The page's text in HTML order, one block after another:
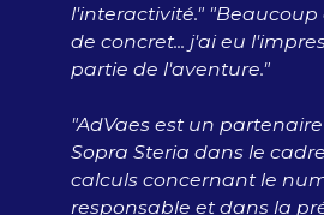
l'interactivité." "Beaucoup
de concret... j'ai eu
partie de l'aventure."
"AdVaes est un
Sopra Steria dans le
calculs concernant le
responsable et dans la